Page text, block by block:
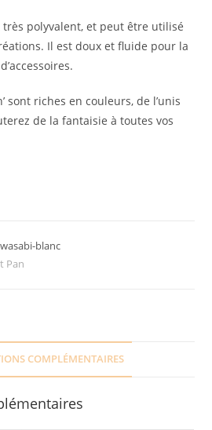
très polyvalent, et peut être utilisé
Il est doux et fluide pour la
sont riches en couleurs, de l’unis
de la fantaisie à toutes vos
blanc
Pan
COMPLÉMENTAIRES